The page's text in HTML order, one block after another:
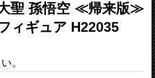
聖 孫悟空 ≪帰来版≫
ィギュア H22035
。